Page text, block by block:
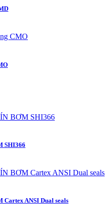
SHI366
ANSI Dual seals